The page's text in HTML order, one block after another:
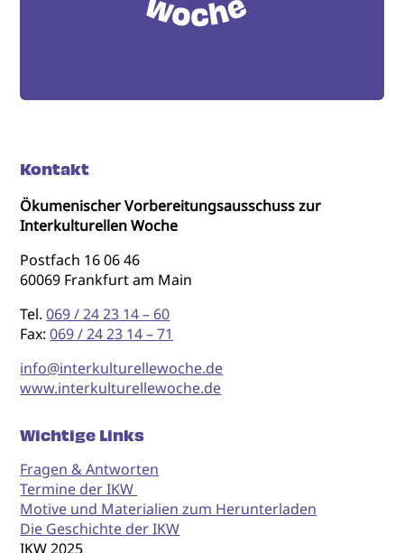
Kontakt
Ökumenischer Vorbereitungsausschuss zur
Interkulturellen Woche
Postfach 16 06 46
60069 Frankfurt am Main
Tel.069 / 24 23 14 – 60
Fax:069 / 24 23 14 – 71
info@interkulturellewoche.de
www.interkulturellewoche.de
Wichtige Links
Fragen & Antworten
Termine der IKW
Motive und Materialien zum Herunterladen
Die Geschichte der IKW
IKW 2025